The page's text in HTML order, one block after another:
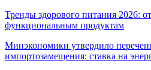
Тренды здорового питания 2026:
функциональным продуктам
Минэкономики утвердило
импортозамещения: ставка на